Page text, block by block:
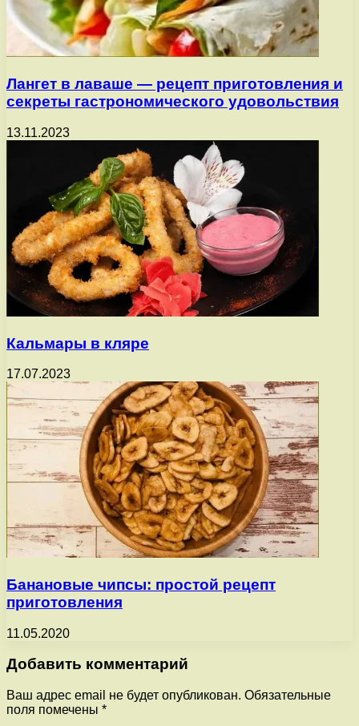
Лангет в лаваше — рецепт приготовления и
секреты гастрономического удовольствия
13.11.2023
Кальмары в кляре
17.07.2023
Банановые чипсы: простой рецепт
приготовления
11.05.2020
Добавить комментарий
Ваш адрес email не будет опубликован. Обязательные
поля помечены *